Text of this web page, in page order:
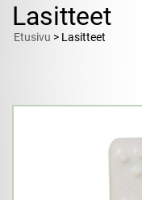
Lasitteet
Etusivu > Lasitteet